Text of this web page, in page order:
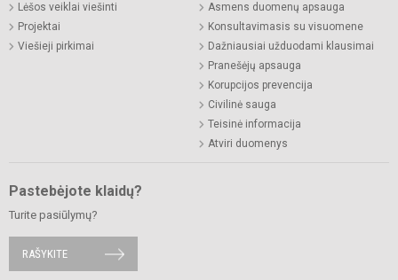
Lėšos veiklai viešinti
Projektai
Viešieji pirkimai
Asmens duomenų apsauga
Konsultavimasis su visuomene
Dažniausiai užduodami klausimai
Pranešėjų apsauga
Korupcijos prevencija
Civilinė sauga
Teisinė informacija
Atviri duomenys
Pastebėjote klaidų?
Turite pasiūlymų?
RAŠYKITE